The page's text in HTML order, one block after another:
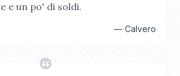
e un po' di soldi.
— Calvero